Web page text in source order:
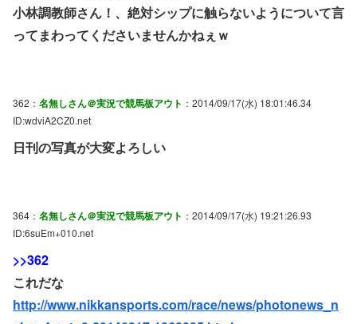
小林調教師さん！、絶対シップに触らないようについて言
ってまわってくださいませんかねぇｗ
362： 名無しさん＠実況で競馬板アウト ：2014/09/17(水) 18:01:46.34
ID:wdviA2CZ0.net
日刊の写真が大変よろしい
364： 名無しさん＠実況で競馬板アウト ：2014/09/17(水) 19:21:26.93
ID:6suEm+010.net
>>362
これだな
http://www.nikkansports.com/race/news/photonews_n